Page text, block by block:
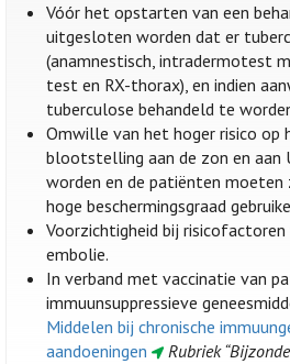
Vóór het opstarten van een
uitgesloten worden dat er
(anamnestisch, intradermotest
test en RX-thorax), en indien
tuberculose behandeld te
Omwille van het hoger risico op
blootstelling aan de zon en aan
worden en de patiënten
hoge beschermingsgraad
Voorzichtigheid bij
embolie.
In verband met vaccinatie van
immuunsuppressieve
Middelen bij chronische
aandoeningen
Rubriek